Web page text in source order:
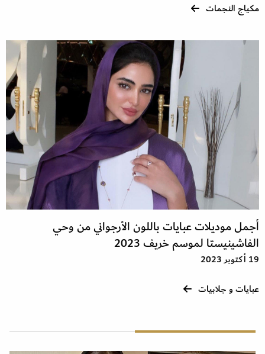
مكياج النجمات
أجمل موديلات عبايات باللون الأرجواني من وحي
الفاشينيستا لموسم خريف 2023
19 أكتوبر 2023
عبايات و جلابيات